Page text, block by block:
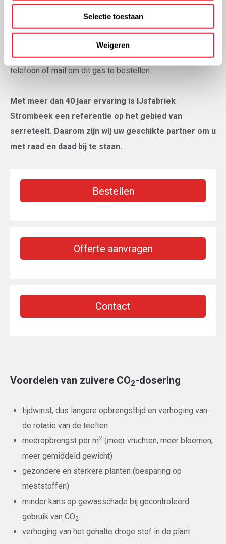
Selectie toestaan
Weigeren
Voor de aankoop van dit rijpingsgas heeft u als klant een
fytolicentie nodig. U kan ons steeds contacteren via
telefoon of mail om dit gas te bestellen.
Met meer dan 40 jaar ervaring is IJsfabriek
Strombeek een referentie op het gebied van
serreteelt. Daarom zijn wij uw geschikte partner om u
met raad en daad bij te staan.
Bestellen
Offerte aanvragen
Contact
Voordelen van zuivere CO2-dosering
tijdwinst, dus langere opbrengsttijd en verhoging van
de rotatie van de teelten
meeropbrengst per m2 (meer vruchten, meer bloemen,
meer gemiddeld gewicht)
gezondere en sterkere planten (besparing op
meststoffen)
minder kans op gewasschade bij gecontroleerd
gebruik van CO2
verhoging van het gehalte droge stof in de plant